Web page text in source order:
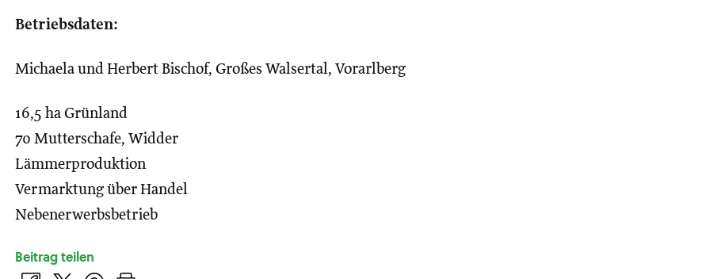
Betriebsdaten:
Michaela und Herbert Bischof, Großes Walsertal, Vorarlberg
16,5 ha Grünland
70 Mutterschafe, Widder
Lämmerproduktion
Vermarktung über Handel
Nebenerwerbsbetrieb
Beitrag teilen